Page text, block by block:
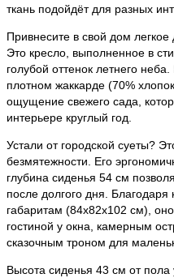
ткань подойдёт для разных
Привнесите в свой дом
Это кресло, выполненное в
голубой оттенок летнего
плотном жаккарде (70%
ощущение свежего сада,
интерьере круглый год.
Устали от городской суеты?
безмятежности. Его
глубина сиденья 54 см
после долгого дня.
габаритам (84х82х102 см),
гостиной у окна, камерным
сказочным троном для
Высота сиденья 43 см от